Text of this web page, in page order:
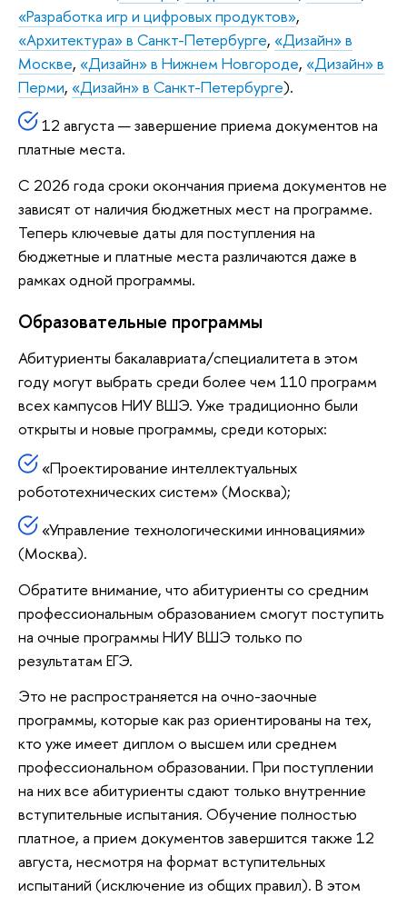
«Разработка игр и цифровых продуктов»,
«Архитектура» в Санкт-Петербурге, «Дизайн» в
Москве, «Дизайн» в Нижнем Новгороде, «Дизайн» в
Перми, «Дизайн» в Санкт-Петербурге).
12 августа — завершение приема документов на
платные места.
С 2026 года сроки окончания приема документов не
зависят от наличия бюджетных мест на программе.
Теперь ключевые даты для поступления на
бюджетные и платные места различаются даже в
рамках одной программы.
Образовательные программы
Абитуриенты бакалавриата/специалитета в этом
году могут выбрать среди более чем 110 программ
всех кампусов НИУ ВШЭ. Уже традиционно были
открыты и новые программы, среди которых:
«Проектирование интеллектуальных
робототехнических систем» (Москва);
«Управление технологическими инновациями»
(Москва).
Обратите внимание, что абитуриенты со средним
профессиональным образованием смогут поступить
на очные программы НИУ ВШЭ только по
результатам ЕГЭ.
Это не распространяется на очно-заочные
программы, которые как раз ориентированы на тех,
кто уже имеет диплом о высшем или среднем
профессиональном образовании. При поступлении
на них все абитуриенты сдают только внутренние
вступительные испытания. Обучение полностью
платное, а прием документов завершится также 12
августа, несмотря на формат вступительных
испытаний (исключение из общих правил). В этом